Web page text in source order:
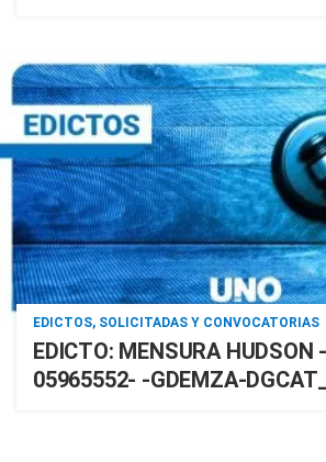
EDICTOS, SOLICITADAS Y CONVOCATORIAS
EDICTO: MENSURA HUDSON
05965552- -GDEMZA-